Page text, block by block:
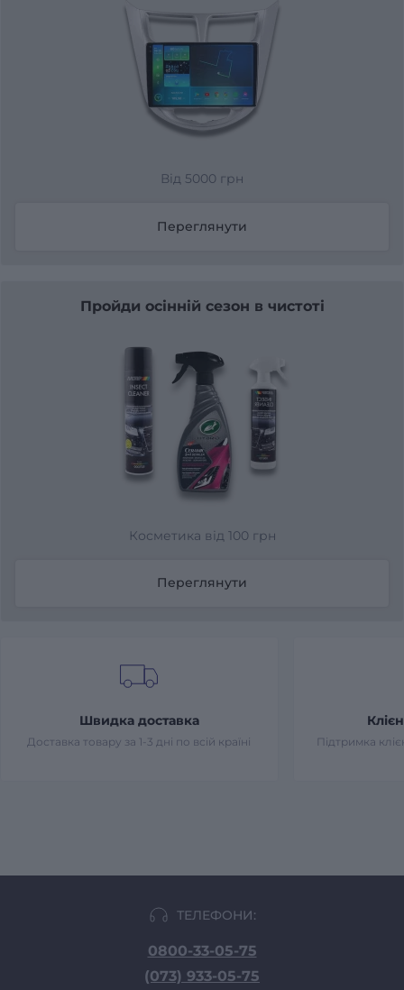
Від 5000 грн
Переглянути
Пройди осінній сезон в чистоті
Косметика від 100 грн
Переглянути
Швидка доставка
Доставка товару за 1-3 дні по всій країні Підтримка
ТЕЛЕФОНИ:
0800-33-05-75
(073) 933-05-75